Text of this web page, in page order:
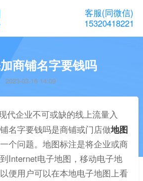
客服(同微信)
15320418221
商铺名字要钱吗
2023-03-16 14:09
代企业不可或缺的线上流量入
名字要钱吗是商铺或门店做地图
个问题。地图标注是将企业或商
Internet电子地图，移动电子地
便用户可以在本地电子地图上看